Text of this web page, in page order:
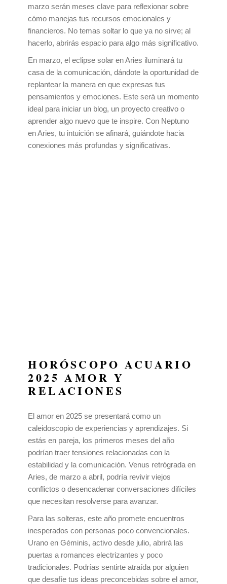
marzo serán meses clave para reflexionar sobre
cómo manejas tus recursos emocionales y
financieros. No temas soltar lo que ya no sirve; al
hacerlo, abrirás espacio para algo más significativo.
En marzo, el eclipse solar en Aries iluminará tu
casa de la comunicación, dándote la oportunidad de
replantear la manera en que expresas tus
pensamientos y emociones. Este será un momento
ideal para iniciar un blog, un proyecto creativo o
aprender algo nuevo que te inspire. Con Neptuno
en Aries, tu intuición se afinará, guiándote hacia
conexiones más profundas y significativas.
HORÓSCOPO ACUARIO
2025 AMOR Y
RELACIONES
El amor en 2025 se presentará como un
caleidoscopio de experiencias y aprendizajes. Si
estás en pareja, los primeros meses del año
podrían traer tensiones relacionadas con la
estabilidad y la comunicación. Venus retrógrada en
Aries, de marzo a abril, podría revivir viejos
conflictos o desencadenar conversaciones difíciles
que necesitan resolverse para avanzar.
Para las solteras, este año promete encuentros
inesperados con personas poco convencionales.
Urano en Géminis, activo desde julio, abrirá las
puertas a romances electrizantes y poco
tradicionales. Podrías sentirte atraída por alguien
que desafíe tus ideas preconcebidas sobre el amor,